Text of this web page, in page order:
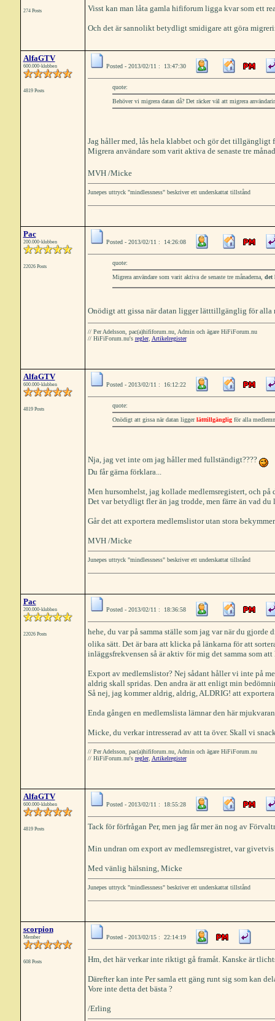
274 Posts Visst kan man låta gamla hififorum ligga kvar som ett
Och det är sannolikt betydligt smidigare att göra
AlfaGTV
600.000-klubben
4819 Posts
Posted - 2013/02/11 : 13:47:30
quote:
Behöver vi migrera datan då? Det räcker väl att migrera
Jag håller med, lås hela klabbet och gör det tillgängligt
Migrera användare som varit aktiva de senaste tre
MVH /Micke
Junepes uttryck "mindlessness" beskriver ett underskattat tillstånd
Pac
200.000-klubben
22026 Posts
Posted - 2013/02/11 : 14:26:08
quote:
Migrera användare som varit aktiva de senaste tre månaderna, det
Onödigt att gissa när datan ligger lätttillgänglig för alla
// Per Adelsson, pac(a)hififorum.nu, Admin och ägare HiFiForum.nu
// HiFiForum.nu's regler, Artikelregister
AlfaGTV
600.000-klubben
4819 Posts
Posted - 2013/02/11 : 16:12:22
quote:
Onödigt att gissa när datan liggerlätttillgänglig för alla
Nja, jag vet inte om jag håller med fullständigt????
Du får gärna förklara...
Men hursomhelst, jag kollade medlemsregistert, och
Det var betydligt fler än jag trodde, men färre än vad
Går det att exportera medlemslistor utan stora
MVH /Micke
Junepes uttryck "mindlessness" beskriver ett underskattat tillstånd
Pac
200.000-klubben
22026 Posts
Posted - 2013/02/11 : 18:36:58
hehe, du var på samma ställe som jag var när du gjorde
olika sätt. Det är bara att klicka på länkarna för att
inläggsfrekvensen så är aktiv för mig det samma som
Export av medlemslistor? Nej sådant håller vi inte på
aldrig skall spridas. Den andra är att enligt min
Så nej, jag kommer aldrig, aldrig, ALDRIG! att
Enda gången en medlemslista lämnar den här
Micke, du verkar intresserad av att ta över. Skall vi
// Per Adelsson, pac(a)hififorum.nu, Admin och ägare HiFiForum.nu
// HiFiForum.nu's regler, Artikelregister
AlfaGTV
600.000-klubben
4819 Posts
Posted - 2013/02/11 : 18:55:28
Tack för förfrågan Per, men jag får mer än nog av
Min undran om export av medlemsregistret, var
Med vänlig hälsning, Micke
Junepes uttryck "mindlessness" beskriver ett underskattat tillstånd
scorpion
Member
608 Posts
Posted - 2013/02/15 : 22:14:19
Hm, det här verkar inte riktigt gå framåt. Kanske är
Därefter kan inte Per samla ett gäng runt sig som kan
Vore inte detta det bästa ?
/Erling